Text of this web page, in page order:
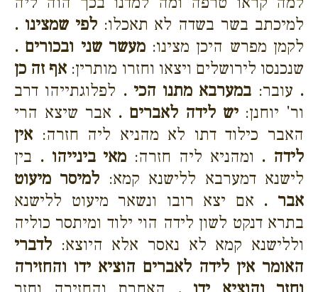
למיכתב בשר בשדה לא תאכלו:לפי שמצינו .
לקמן מפרש היכן מצינו:מעשר שני ובכורים .
שנכנסו לירושלים ויצאו וחזרו מותרין: אף זה כן
. עובר: במערבא מתנו הכי . לפלוגתייהו דרב
ור' יוחנן:יש לידה לאברים . אבר שיצא הרי
האבר כילוד דתו לא מהניא ליה חזרה: אין
לידה . ומהניא ליה חזרה: מאי בינייהו . בין
לישנא דמערבא ללישנא קמא: למיסר מיעוט
אבר . אם יצא רובו ונשאר מיעוט ללישנא
בתרא דנקט לשון לידה הוי ילוד ומיתסר כוליה
וללישנא קמא לא נאסר אלא היוצא: לדברי
האומר אין לידה לאברים הוציא ידו והחזירה